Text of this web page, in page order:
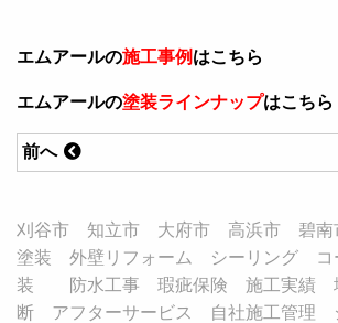
エムアールの施工事例 はこちら
エムアールの塗装ラインナップはこちら
前へ
刈谷市 知立市 大府市 高浜市 碧
塗装 外壁リフォーム シーリング コ
装 防水工事 瑕疵保険 施工実績
断 アフターサービス 自社施工管理